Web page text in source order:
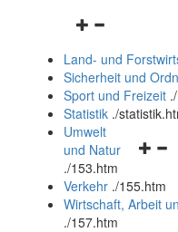
Navigationsmenü
und
schließen
Land- und
Sicherheit und
Sport und Freizeit .
Statistik ./
und
Umwelt
und Natur
./153.htm
Verkehr ./155.htm
Wirtschaft, Arbeit
./157.htm